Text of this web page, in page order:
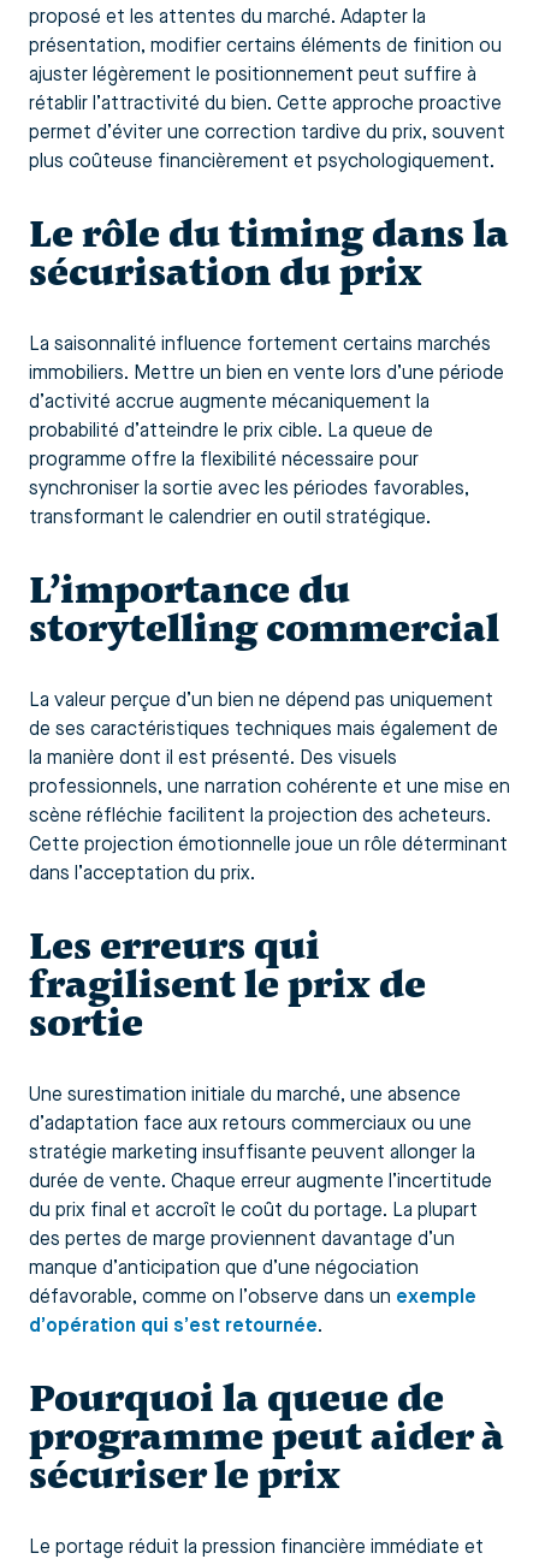
proposé et les attentes du marché. Adapter la
présentation, modifier certains éléments de finition ou
ajuster légèrement le positionnement peut suffire à
rétablir l’attractivité du bien. Cette approche proactive
permet d’éviter une correction tardive du prix, souvent
plus coûteuse financièrement et psychologiquement.
Le rôle du timing dans la
sécurisation du prix
La saisonnalité influence fortement certains marchés
immobiliers. Mettre un bien en vente lors d’une période
d’activité accrue augmente mécaniquement la
probabilité d’atteindre le prix cible. La queue de
programme offre la flexibilité nécessaire pour
synchroniser la sortie avec les périodes favorables,
transformant le calendrier en outil stratégique.
L’importance du
storytelling commercial
La valeur perçue d’un bien ne dépend pas uniquement
de ses caractéristiques techniques mais également de
la manière dont il est présenté. Des visuels
professionnels, une narration cohérente et une mise en
scène réfléchie facilitent la projection des acheteurs.
Cette projection émotionnelle joue un rôle déterminant
dans l’acceptation du prix.
Les erreurs qui
fragilisent le prix de
sortie
Une surestimation initiale du marché, une absence
d’adaptation face aux retours commerciaux ou une
stratégie marketing insuffisante peuvent allonger la
durée de vente. Chaque erreur augmente l’incertitude
du prix final et accroît le coût du portage. La plupart
des pertes de marge proviennent davantage d’un
manque d’anticipation que d’une négociation
défavorable, comme on l’observe dans un exemple
d’opération qui s’est retournée.
Pourquoi la queue de
programme peut aider à
sécuriser le prix
Le portage réduit la pression financière immédiate et